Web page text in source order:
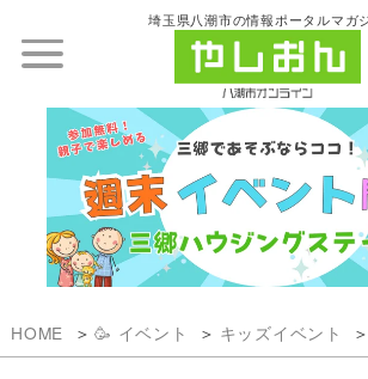
埼玉県八潮市の情報ポータルマガ
HOME 🥳 イベント キッズイベント